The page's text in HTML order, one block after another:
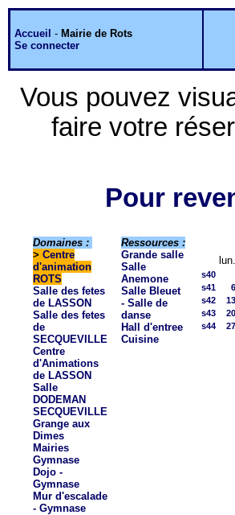
Accueil - Mairie de Rots
Se connecter
Vous pouvez
faire votre
Pour
Domaines :
> Centre
d'animation
ROTS
Salle des fetes
de LASSON
Salle des fetes
de
SECQUEVILLE
Centre
d'Animations
de LASSON
Salle
DODEMAN
SECQUEVILLE
Grange aux
Dimes
Mairies
Gymnase
Dojo -
Gymnase
Mur d'escalade
- Gymnase
Ressources :
Grande salle
Salle
Anemone
Salle Bleuet
- Salle de
danse
Hall d'entree
Cuisine
lun.
s40
s41
6
s42
13
s43
20
s44
27